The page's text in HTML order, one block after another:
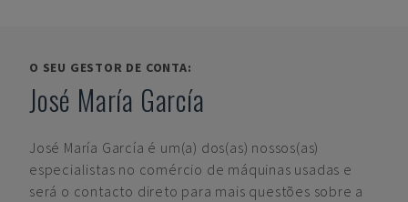
O SEU GESTOR DE CONTA:
José María García
José María García é um(a) dos(as) nossos(as)
especialistas no comércio de máquinas usadas e
será o contacto direto para mais questões sobre a